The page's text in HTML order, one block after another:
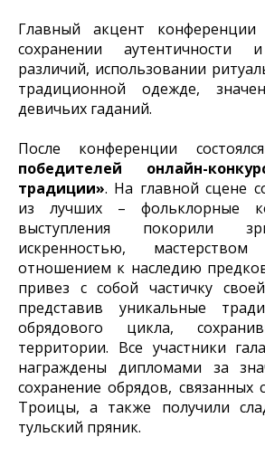
Главный акцент
сохранении аутентичности
различий, использовании
традиционной одежде,
девичьих гаданий.
После конференции состоялся
победителей онлайн-
традиции». На главной сцене
из лучших – фольклорные
выступления покорили
искренностью,
отношением к наследию
привез с собой частичку
представив уникальные
обрядового цикла,
территории. Все участники
награждены дипломами за
сохранение обрядов, связанных
Троицы, а также получили
тульский пряник.